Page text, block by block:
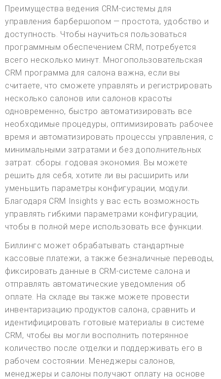
Преимущества ведения CRM-системы для
управления барбершопом — простота, удобство и
доступность. Чтобы научиться пользоваться
программным обеспечением CRM, потребуется
всего несколько минут. Многопользовательская
CRM программа для салона важна, если вы
считаете, что сможете управлять и регистрировать
несколько салонов или салонов красоты
одновременно, быстро автоматизировать все
необходимые процедуры, оптимизировать рабочее
время и автоматизировать процессы управления, с
минимальными затратами и без дополнительных
затрат. сборы. годовая экономия. Вы можете
решить для себя, хотите ли вы расширить или
уменьшить параметры конфигурации, модули.
Благодаря CRM Insights у вас есть возможность
управлять гибкими параметрами конфигурации,
чтобы в полной мере использовать все функции.
Биллингс может обрабатывать стандартные
кассовые платежи, а также безналичные переводы,
фиксировать данные в CRM-системе салона и
отправлять автоматические уведомления об
оплате. На складе вы также можете провести
инвентаризацию продуктов салона, сравнить и
идентифицировать готовые материалы в системе
CRM, чтобы вы могли восполнить потерянное
количество после отделки и поддерживать его в
рабочем состоянии. Менеджеры салонов,
менеджеры и салоны получают оплату на основе